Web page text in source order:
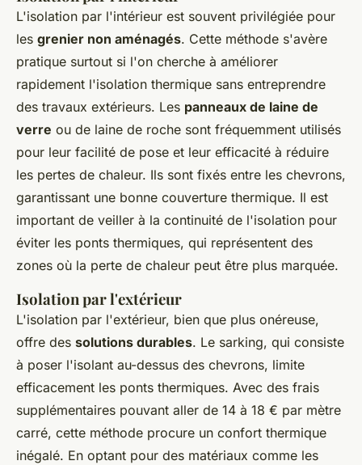
L'isolation par l'intérieur est souvent privilégiée pour
les grenier non aménagés. Cette méthode s'avère
pratique surtout si l'on cherche à améliorer
rapidement l'isolation thermique sans entreprendre
des travaux extérieurs. Les panneaux de laine de
verre ou de laine de roche sont fréquemment utilisés
pour leur facilité de pose et leur efficacité à réduire
les pertes de chaleur. Ils sont fixés entre les chevrons,
garantissant une bonne couverture thermique. Il est
important de veiller à la continuité de l'isolation pour
éviter les ponts thermiques, qui représentent des
zones où la perte de chaleur peut être plus marquée.
Isolation par l'extérieur
L'isolation par l'extérieur, bien que plus onéreuse,
offre des solutions durables. Le sarking, qui consiste
à poser l'isolant au-dessus des chevrons, limite
efficacement les ponts thermiques. Avec des frais
supplémentaires pouvant aller de 14 à 18 € par mètre
carré, cette méthode procure un confort thermique
inégalé. En optant pour des matériaux comme les